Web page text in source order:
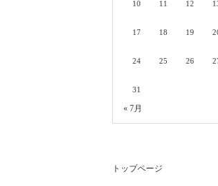
10 11 12
17 18 19
24 25 26
31
« 7月
トップページ